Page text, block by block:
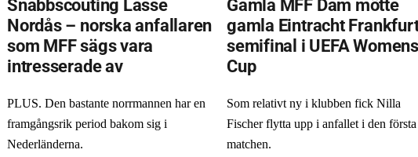
Snabbscouting Lasse
Nordås – norska anfallaren
som MFF sägs vara
intresserade av
PLUS. Den bastante norrmannen har en
framgångsrik period bakom sig i
Nederländerna.
Gamla MFF Dam mötte
gamla Eintracht
semifinal i UEFA Womens
Cup
Som relativt ny i klubben fick Nilla
Fischer flytta upp i anfallet i den första
matchen.